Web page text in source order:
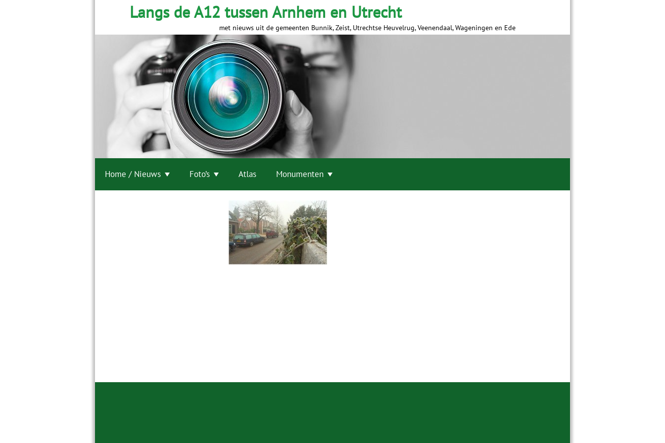
Langs de A12 tussen Arnhem en Utrecht
met nieuws uit de gemeenten Bunnik, Zeist, Utrechtse Heuvelrug, Veenendaal, Wageningen en Ede
Home / Nieuws Foto’s Atlas Monumenten